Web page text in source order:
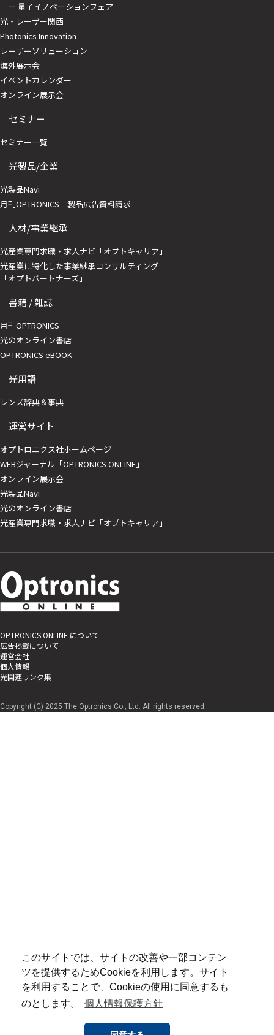
このサイトでは、サイトの改善や一部コンテン
ツを提供するためCookieを利用します。サイト
を利用することで、Cookieの使用に同意するも
のとします。
個人情報保護方針
ー 量子イノベーションフェア
光・レーザー関西
Photonics Innovation
レーザーソリューション
海外展示会
イベントカレンダー
オンライン展示会
セミナー
セミナー一覧
光製品/企業
光製品Navi
月刊OPTRONICS 製品広告資料請求
人材/事業継承
光産業専門求職・求人ナビ「オプトキャリア」
光産業に特化した事業継承コンサルティング
「オプトパートナーズ」
書籍 / 雑誌
月刊OPTRONICS
光のオンライン書店
OPTRONICS eBOOK
光用語
レンズ辞典＆事典
運営サイト
オプトロニクス社ホームページ
WEBジャーナル「OPTRONICS ONLINE」
オンライン展示会
光製品Navi
光のオンライン書店
光産業専門求職・求人ナビ「オプトキャリア」
OPTRONICS ONLINE について
広告掲載について
運営会社
個人情報
光関連リンク集
Copyright (C) 2025 The Optronics Co., Ltd. All rights reserved.